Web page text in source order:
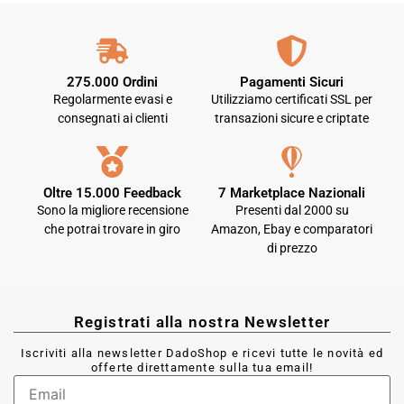
275.000 Ordini
Regolarmente evasi e
consegnati ai clienti
Pagamenti Sicuri
Utilizziamo certificati SSL per
transazioni sicure e criptate
Oltre 15.000 Feedback
Sono la migliore recensione
che potrai trovare in giro
7 Marketplace Nazionali
Presenti dal 2000 su
Amazon, Ebay e comparatori
di prezzo
Registrati alla nostra Newsletter
Iscriviti alla newsletter DadoShop e ricevi tutte le novità ed
offerte direttamente sulla tua email!